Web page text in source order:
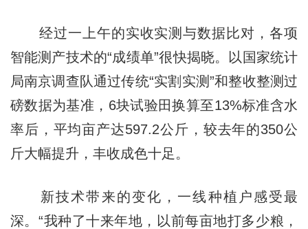
经过一上午的实收实测与数据比对，各项
智能测产技术的“成绩单”很快揭晓。以国家统计
局南京调查队通过传统“实割实测”和整收整测过
磅数据为基准，6块试验田换算至13%标准含水
率后，平均亩产达597.2公斤，较去年的350公
斤大幅提升，丰收成色十足。
新技术带来的变化，一线种植户感受最
深。“我种了十来年地，以前每亩地打多少粮，